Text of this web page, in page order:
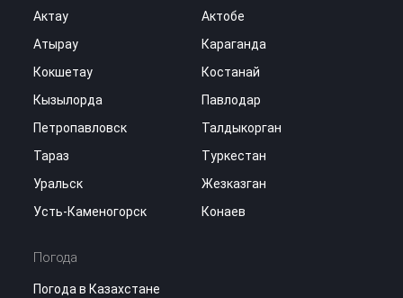
Актау
Актобе
Атырау
Караганда
Кокшетау
Костанай
Кызылорда
Павлодар
Петропавловск
Талдыкорган
Тараз
Туркестан
Уральск
Жезказган
Усть-Каменогорск
Конаев
Погода
Погода в Казахстане